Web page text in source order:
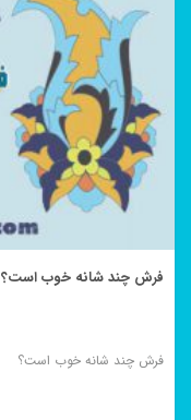
فرش چند شانه خوب است؟
فرش چند شانه خوب است؟